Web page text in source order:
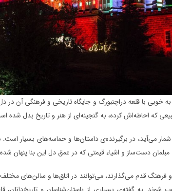
به خوبی با قلعه دراچنبورگ و جایگاه تاریخی و فرهنگی آن در
که احاطه‌اش کرده، به گنجینه‌ای از هنر و تاریخ بدل شده
شمار می‌آید، در برگیرنده‌ی داستان‌ها و حماسه‌های بسیار
مبلمان دست‌ساز و اشیاء قیمتی که در عمق دل این بنا پنهان
و فرهنگ قدم می‌گذارند، می‌توانند در اتاق‌ها و سالن‌های